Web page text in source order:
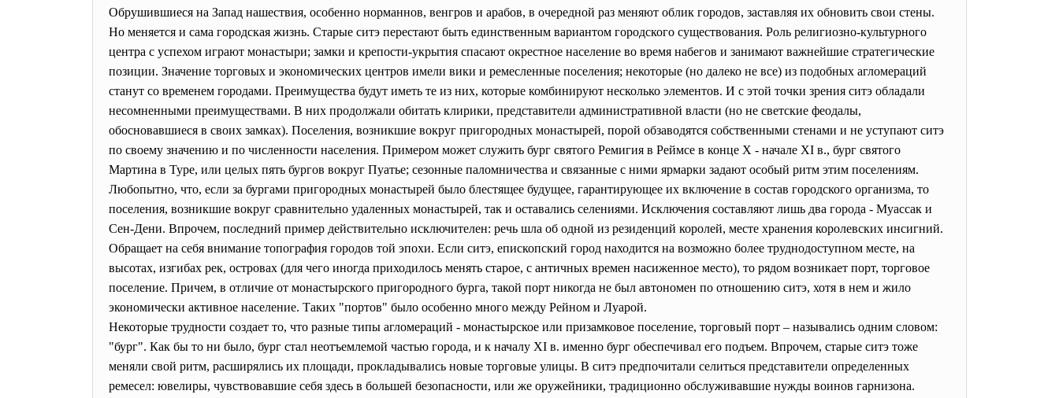
Обрушившиеся на Запад нашествия, особенно норманнов, венгров и арабов, в очередной раз меняют облик городов, заставляя их обновить свои стены.
Но меняется и сама городская жизнь. Старые ситэ перестают быть единственным вариантом городского существования. Роль религиозно-культурного
центра с успехом играют монастыри; замки и крепости-укрытия спасают окрестное население во время набегов и занимают важнейшие стратегические
позиции. Значение торговых и экономических центров имели вики и ремесленные поселения; некоторые (но далеко не все) из подобных агломераций
станут со временем городами. Преимущества будут иметь те из них, которые комбинируют несколько элементов. И с этой точки зрения ситэ обладали
несомненными преимуществами. В них продолжали обитать клирики, представители административной власти (но не светские феодалы,
обосновавшиеся в своих замках). Поселения, возникшие вокруг пригородных монастырей, порой обзаводятся собственными стенами и не уступают ситэ
по своему значению и по численности населения. Примером может служить бург святого Ремигия в Реймсе в конце X - начале XI в., бург святого
Мартина в Туре, или целых пять бургов вокруг Пуатье; сезонные паломничества и связанные с ними ярмарки задают особый ритм этим поселениям.
Любопытно, что, если за бургами пригородных монастырей было блестящее будущее, гарантирующее их включение в состав городского организма, то
поселения, возникшие вокруг сравнительно удаленных монастырей, так и оставались селениями. Исключения составляют лишь два города - Муассак и
Сен-Дени. Впрочем, последний пример действительно исключителен: речь шла об одной из резиденций королей, месте хранения королевских инсигний.
Обращает на себя внимание топография городов той эпохи. Если ситэ, епископский город находится на возможно более труднодоступном месте, на
высотах, изгибах рек, островах (для чего иногда приходилось менять старое, с античных времен насиженное место), то рядом возникает порт, торговое
поселение. Причем, в отличие от монастырского пригородного бурга, такой порт никогда не был автономен по отношению ситэ, хотя в нем и жило
экономически активное население. Таких "портов" было особенно много между Рейном и Луарой.
Некоторые трудности создает то, что разные типы агломераций - монастырское или призамковое поселение, торговый порт – назывались одним словом:
"бург". Как бы то ни было, бург стал неотъемлемой частью города, и к началу XI в. именно бург обеспечивал его подъем. Впрочем, старые ситэ тоже
меняли свой ритм, расширялись их площади, прокладывались новые торговые улицы. В ситэ предпочитали селиться представители определенных
ремесел: ювелиры, чувствовавшие себя здесь в большей безопасности, или же оружейники, традиционно обслуживавшие нужды воинов гарнизона.